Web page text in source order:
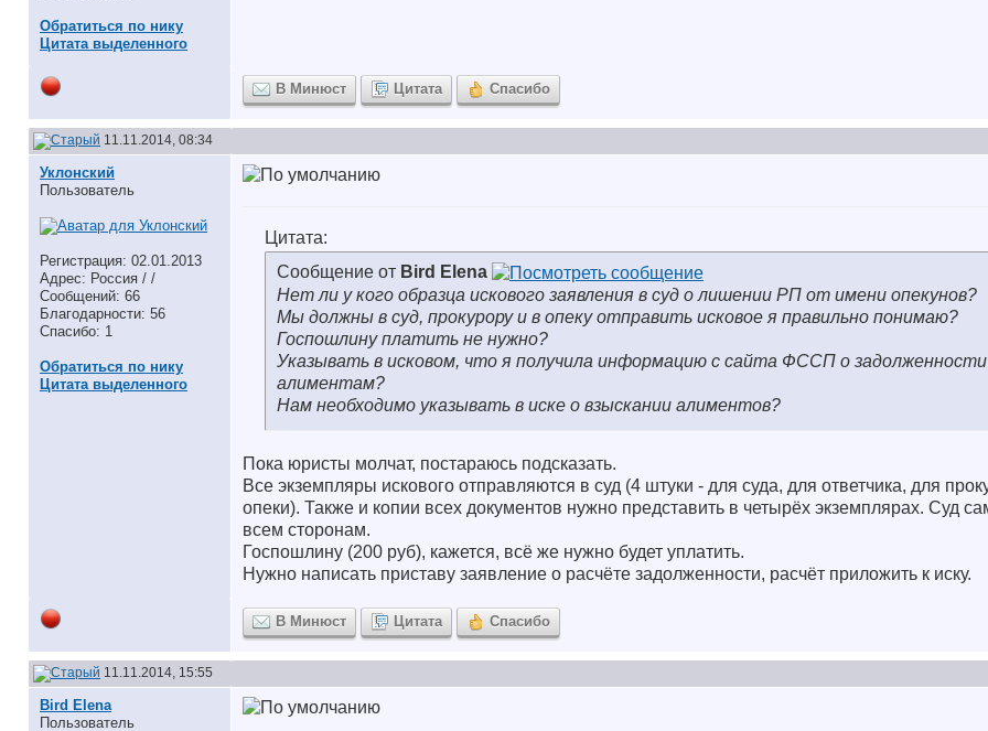
Обратиться по нику
Цитата выделенного
В Минюст Цитата Спасибо
11.11.2014, 08:34
Уклонский
Пользователь
Регистрация: 02.01.2013
Адрес: Россия / /
Сообщений: 66
Благодарности: 56
Спасибо: 1
Обратиться по нику
Цитата выделенного
Цитата:
Сообщение от Bird Elena
Нет ли у кого образца искового заявления в суд о лишении РП от имени опекунов?
Мы должны в суд, прокурору и в опеку отправить исковое я правильно понимаю?
Госпошлину платить не нужно?
Указывать в исковом, что я получила информацию с сайта ФССП о
алиментам?
Нам необходимо указывать в иске о взыскании алиментов?
Пока юристы молчат, постараюсь подсказать.
Все экземпляры искового отправляются в суд (4 штуки - для суда, для ответчика, для
опеки). Также и копии всех документов нужно представить в четырёх экземплярах. Суд
всем сторонам.
Госпошлину (200 руб), кажется, всё же нужно будет уплатить.
Нужно написать приставу заявление о расчёте задолженности, расчёт приложить к иску.
В Минюст Цитата Спасибо
11.11.2014, 15:55
Bird Elena
Пользователь